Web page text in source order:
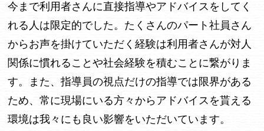
今まで利用者さんに直接指導やアドバイスをしてく
れる人は限定的でした。たくさんのパート社員さん
からお声を掛けていただく経験は利用者さんが対人
関係に慣れることや社会経験を積むことに繋がりま
す。また、指導員の視点だけの指導では限界がある
ため、常に現場にいる方々からアドバイスを貰える
環境は我々にも良い影響をいただいています。